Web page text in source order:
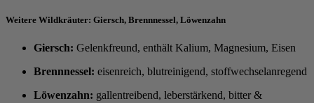
Weitere Wildkräuter: Giersch, Brennnessel, Löwenzahn
Giersch: Gelenkfreund, enthält Kalium, Magnesium, Eisen
Brennnessel: eisenreich, blutreinigend, stoffwechselanregend
Löwenzahn: gallentreibend, leberstärkend, bitter &